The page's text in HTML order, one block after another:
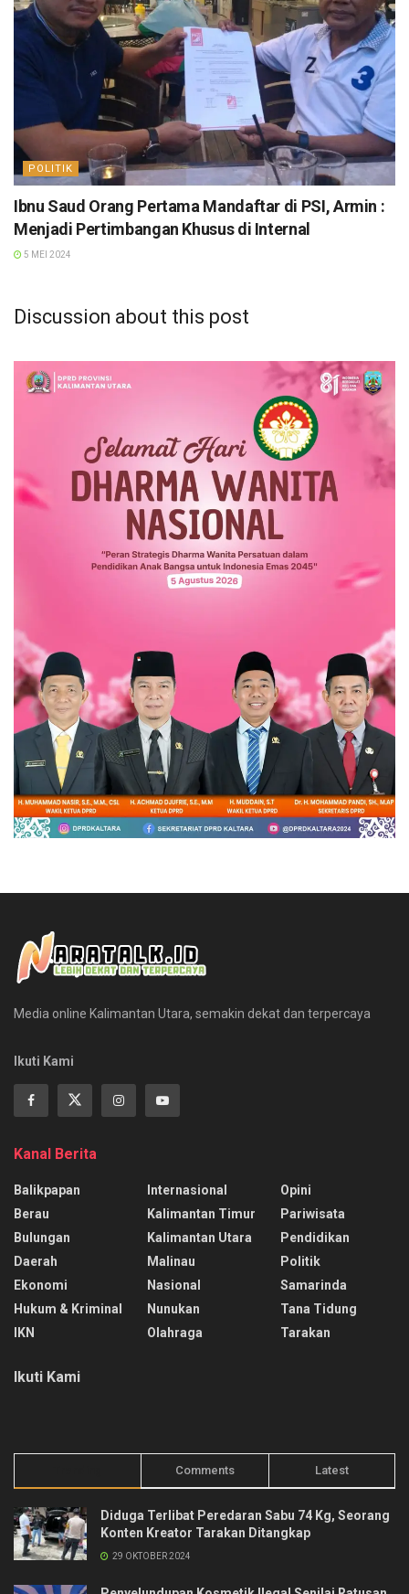
POLITIK
Ibnu Saud Orang Pertama Mandaftar di PSI, Armin :
Menjadi Pertimbangan Khusus di Internal
5 MEI 2024
Discussion about this post
Media online Kalimantan Utara, semakin dekat dan terpercaya
Ikuti Kami
Kanal Berita
Balikpapan
Berau
Bulungan
Daerah
Ekonomi
Hukum & Kriminal
IKN
Internasional
Kalimantan Timur
Kalimantan Utara
Malinau
Nasional
Nunukan
Olahraga
Opini
Pariwisata
Pendidikan
Politik
Samarinda
Tana Tidung
Tarakan
Ikuti Kami
Comments Latest
Diduga Terlibat Peredaran Sabu 74 Kg, Seorang
Konten Kreator Tarakan Ditangkap
29 OKTOBER 2024